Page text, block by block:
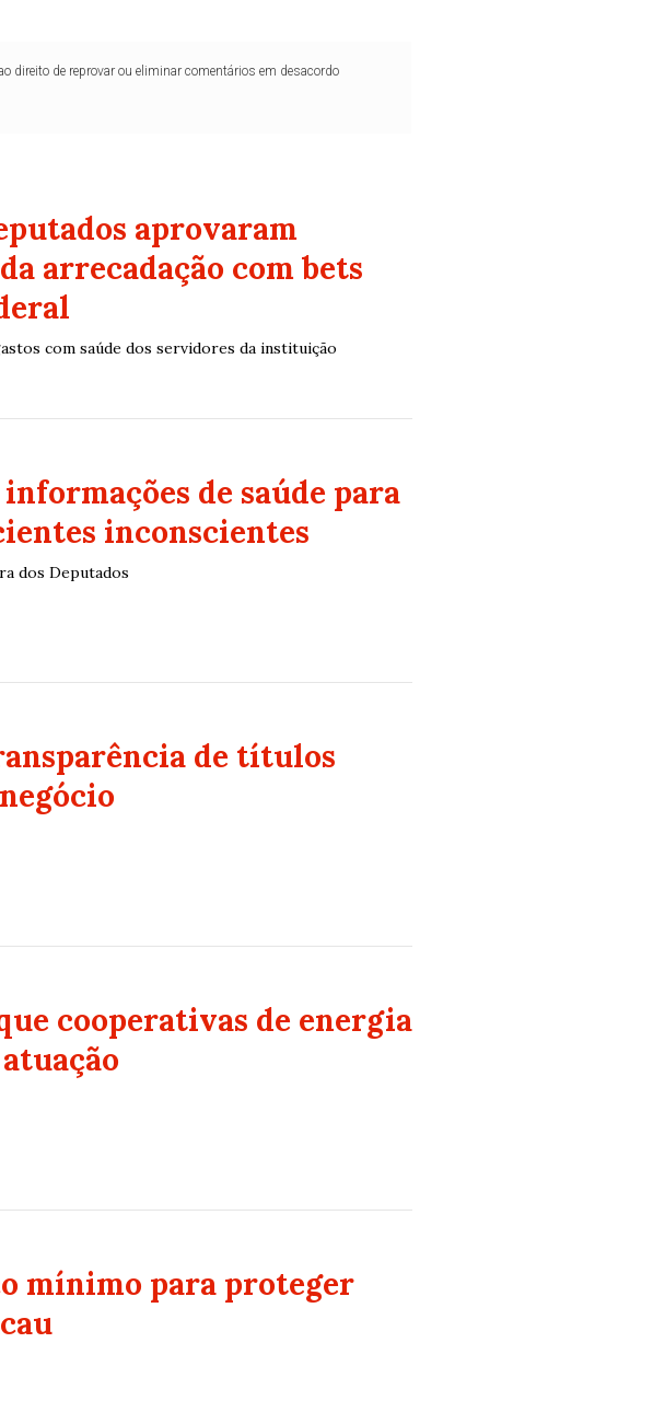
direito de reprovar ou eliminar comentários em desacordo
aprovaram
arrecadação com bets
com saúde dos servidores da instituição
de saúde para
inconscientes
dos Deputados
de títulos
cooperativas de energia
mínimo para proteger